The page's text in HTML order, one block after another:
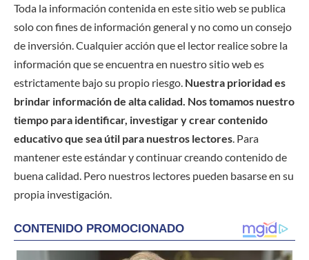
Toda la información contenida en este sitio web se publica
solo con fines de información general y no como un consejo
de inversión. Cualquier acción que el lector realice sobre la
información que se encuentra en nuestro sitio web es
estrictamente bajo su propio riesgo. Nuestra prioridad es
brindar información de alta calidad. Nos tomamos nuestro
tiempo para identificar, investigar y crear contenido
educativo que sea útil para nuestros lectores . Para
mantener este estándar y continuar creando contenido de
buena calidad. Pero nuestros lectores pueden basarse en su
propia investigación.